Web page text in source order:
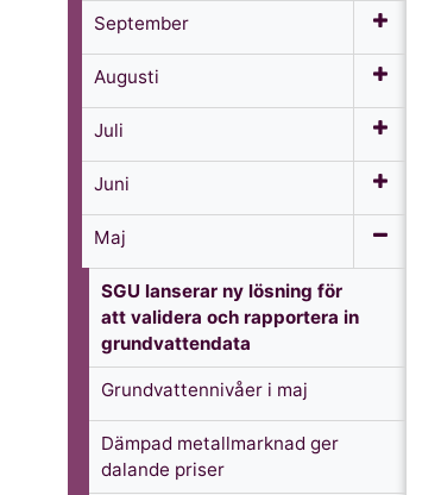
September
Augusti
Juli
Juni
Maj
SGU lanserar ny lösning för
att validera och rapportera in
grundvattendata
Grundvattennivåer i maj
Dämpad metallmarknad ger
dalande priser